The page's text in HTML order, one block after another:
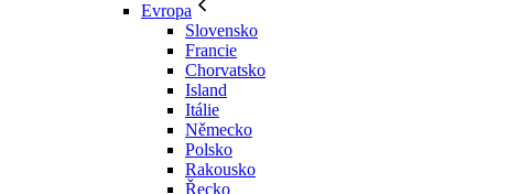
Evropa
Slovensko
Francie
Chorvatsko
Island
Itálie
Německo
Polsko
Rakousko
Řecko